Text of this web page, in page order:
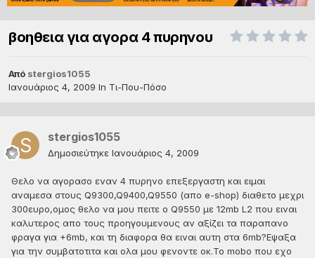
βοηθεια για αγορα 4 πυρηνου
Από stergios1055
Ιανουάριος 4, 2009 In Τι-Που-Πόσο
stergios1055
Δημοσιεύτηκε Ιανουάριος 4, 2009
Θελο να αγορασο εναν 4 πυρηνο επεξεργαστη και ειμαι
αναμεσα στους Q9300,Q9400,Q9550 (απο e-shop) διαθετο μεχρι
300ευρο,ομος θελο να μου πειτε ο Q9550 με 12mb L2 που ειναι
καλυτερος απο τους προηγουμενους αν αξίζει τα παραπανο
φραγα για +6mb, και τη διαφορα θα ειναι αυτη στα 6mb?Εψαξα
για την συμβατοτιτα και ολα μου φενοντε οκ.Το mobo που εχο